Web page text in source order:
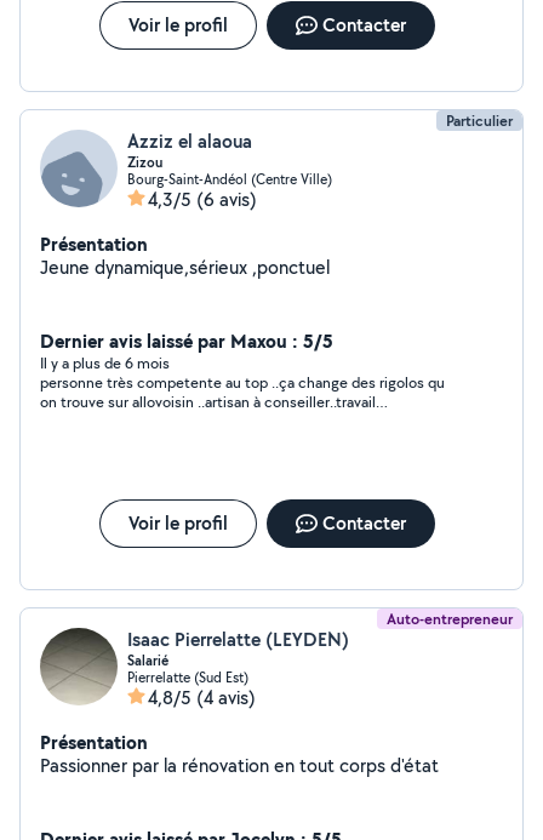
à cœur de livrer un travail de haute qualité, en respectant les
délais et en restant attentif à chaque étape du processus. En
résumé, je suis extrêmement satisfaite de la rénovation de
Voir le profil Contacter
Particulier
Azziz el alaoua
Zizou
Bourg-Saint-Andéol (Centre Ville)
4,3/5 (6 avis)
Présentation
Jeune dynamique,sérieux ,ponctuel
Dernier avis laissé par Maxou : 5/5
Il y a plus de 6 mois
personne très competente au top ..ça change des rigolos qu
on trouve sur allovoisin ..artisan à conseiller..travail
Voir le profil Contacter
Auto-entrepreneur
Isaac Pierrelatte (LEYDEN)
Salarié
Pierrelatte (Sud Est)
4,8/5 (4 avis)
Présentation
Passionner par la rénovation en tout corps d'état